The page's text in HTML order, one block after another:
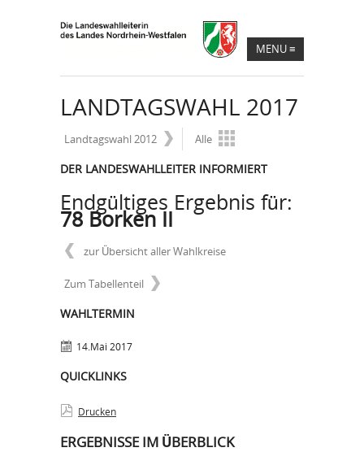
MENU≡
LANDTAGSWAHL 2017
Landtagswahl 2012 Alle
DER LANDESWAHLLEITER INFORMIERT
Endgültiges Ergebnis für:
78 Borken II
zur Übersicht aller Wahlkreise
Zum Tabellenteil
WAHLTERMIN
14.Mai 2017
QUICKLINKS
Drucken
ERGEBNISSE IM ÜBERBLICK